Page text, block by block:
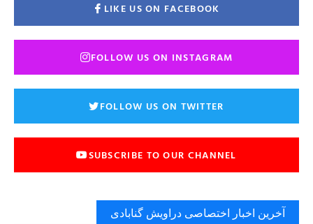
LIKE US ON FACEBOOK
FOLLOW US ON INSTAGRAM
FOLLOW US ON TWITTER
SUBSCRIBE TO OUR CHANNEL
آخرین اخبار اختصاصی دراویش گنابادی